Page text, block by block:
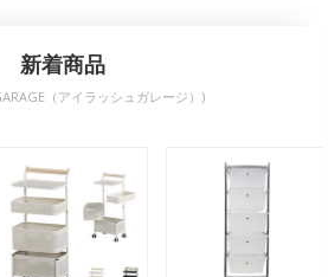
新着商品
（アイラッシュガレージ）)